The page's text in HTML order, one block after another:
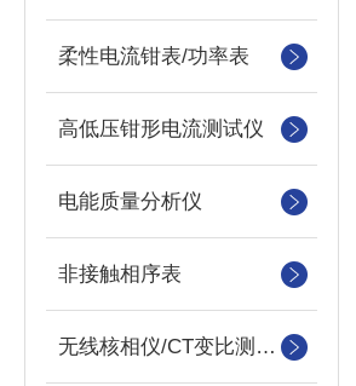
柔性电流钳表/功率表
高低压钳形电流测试仪
电能质量分析仪
非接触相序表
无线核相仪/CT变比测试仪